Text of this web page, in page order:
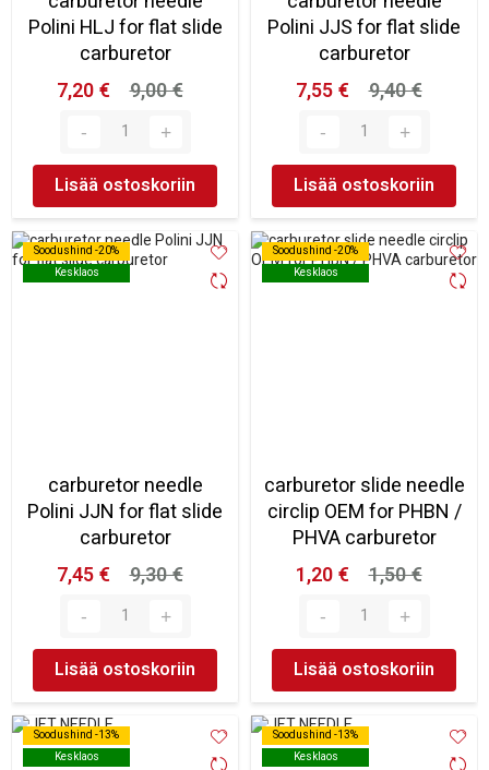
Polini HLJ for flat slide
carburetor
7,20 €
9,00 €
Lisää ostoskoriin
Polini JJS for flat slide
carburetor
7,55 €
9,40 €
Lisää ostoskoriin
Soodushind -20%
Kesklaos
Soodushind -20%
Kesklaos
carburetor needle
Polini JJN for flat slide
carburetor
7,45 €
9,30 €
Lisää ostoskoriin
Soodushind -20%
Kesklaos
Soodushind -20%
Kesklaos
carburetor slide needle
circlip OEM for PHBN /
PHVA carburetor
1,20 €
1,50 €
Lisää ostoskoriin
Soodushind -13%
Kesklaos
Soodushind -13%
Kesklaos
Soodushind -13%
Kesklaos
Soodushind -13%
Kesklaos